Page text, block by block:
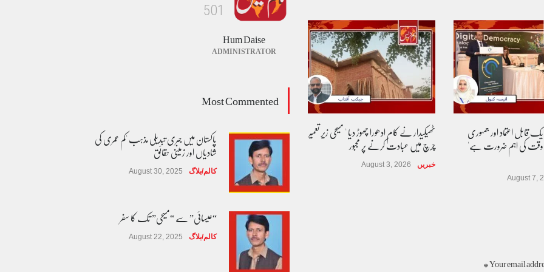
ٹھیکیدار نے کام ادھورا چھوڑ دیا ' مسیحی زیر تعمیر
چرچ میں عبادت کرنے پر مجبور
خبریں August 3, 2026
قابل اعتماد اور جمہوری
وقت کی اہم ضرورت ہے'
August 7,
Your email
1
0
5
Hum Daise
ADMINISTRATOR
Most Commented
پاکستان میں جبری تبدیلی مذہب 'کم عمری کی
شادیاں اور زمینی حقائق
کالم/بلاگ August 30, 2025
“عیسائی” سے “مسیحی” تک کا سفر
کالم/بلاگ August 22, 2025